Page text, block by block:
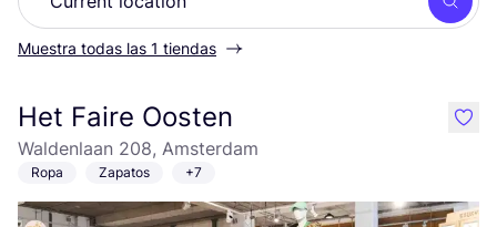
Muestra todas las 1 tiendas
Het Faire Oosten
Waldenlaan 208, Amsterdam
Ropa Zapatos +7
like